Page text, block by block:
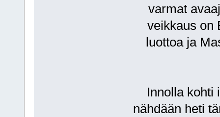
varmat
veikkaus on
luottoa ja
Innolla kohti
nähdään heti